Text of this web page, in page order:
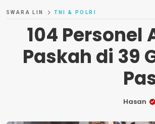
SWARA LIN TNI & POLRI
104
Paskah di 39
Hasan